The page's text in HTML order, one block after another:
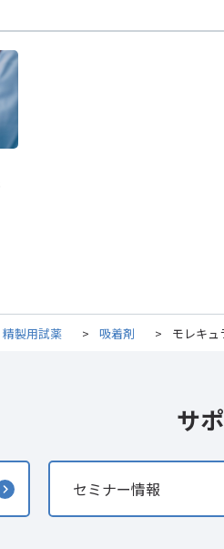
製用試薬 > 吸着剤 > モレキュ
サ
セミナー情報